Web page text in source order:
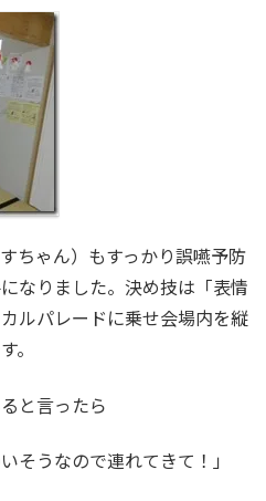
ちゃん）もすっかり誤嚥予防
なりました。決め技は「表情
ルパレードに乗せ会場内を縦
。
と言ったら
そうなので連れてきて！」